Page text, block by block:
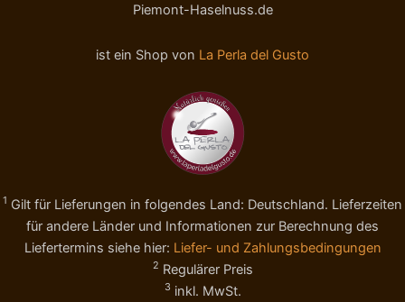
Piemont-Haselnuss.de
ist ein Shop von La Perla del Gusto
1 Gilt für Lieferungen in folgendes Land: Deutschland. Lieferzeiten
für andere Länder und Informationen zur Berechnung des
Liefertermins siehe hier: Liefer- und Zahlungsbedingungen
2 Regulärer Preis
3 inkl. MwSt.